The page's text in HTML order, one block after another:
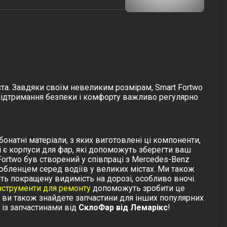
Завдяки своїм невеликим розмірам, Smart Fortwo
безпеки і комфорту важливо регулярно
матеріали, з яких виготовлені ці компоненти,
є корпуси для фар, які допоможуть зберегти ваш
був створений у співпраці з Mercedes-Benz
серед водіїв у великих містах. Ми також
покращену видимість на дорозі, особливо вночі.
для ремонту допоможуть зробити це
також знайдете запчастини для інших популярних
запчастинами від СклоФар від Лемарікс!